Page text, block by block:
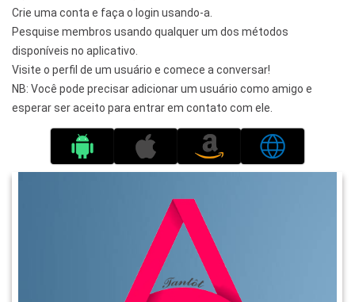
Crie uma conta e faça o login usando-a.
Pesquise membros usando qualquer um dos métodos
disponíveis no aplicativo.
Visite o perfil de um usuário e comece a conversar!
NB: Você pode precisar adicionar um usuário como amigo e
esperar ser aceito para entrar em contato com ele.